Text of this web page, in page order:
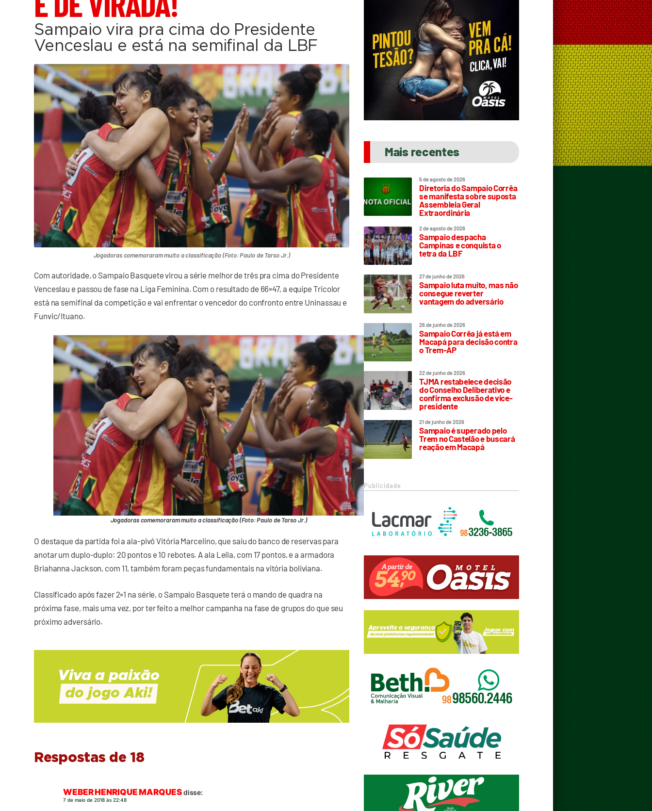
Sampaio vira pra cima do Presidente
Venceslau e está na semifinal da LBF
Jogadoras comemoraram muito a classificação (Foto: Paulo de Tarso Jr.)
Com autoridade, o Sampaio Basquete virou a série melhor de três pra cima do Presidente
Venceslau e passou de fase na Liga Feminina. Com o resultado de 66×47, a equipe Tricolor
está na semifinal da competição e vai enfrentar o vencedor do confronto entre Uninassau e
Funvic/Ituano.
Jogadoras comemoraram muito a classificação (Foto: Paulo de Tarso Jr.)
O destaque da partida foi a ala-pivô Vitória Marcelino, que saiu do banco de reservas para
anotar um duplo-duplo: 20 pontos e 10 rebotes. A ala Leila, com 17 pontos, e a armadora
Briahanna Jackson, com 11, também foram peças fundamentais na vitória boliviana.
Classificado após fazer 2×1 na série, o Sampaio Basquete terá o mando de quadra na
próxima fase, mais uma vez, por ter feito a melhor campanha na fase de grupos do que seu
próximo adversário.
Respostas de 18
WEBER HENRIQUE MARQUESdisse:
7 de maio de 2018 às 22:48
Mais recentes
5 de agosto de 2026
Diretoria do Sampaio Corrêa
se manifesta sobre suposta
Assembleia Geral
Extraordinária
2 de agosto de 2026
Sampaio despacha
Campinas e conquista o
tetra da LBF
27 de junho de 2026
Sampaio luta muito, mas não
consegue reverter
vantagem do adversário
26 de junho de 2026
Sampaio Corrêa já está em
Macapá para decisão contra
o Trem-AP
22 de junho de 2026
TJMA restabelece decisão
do Conselho Deliberativo e
confirma exclusão de vice-
presidente
21 de junho de 2026
Sampaio é superado pelo
Trem no Castelão e buscará
reação em Macapá
Publicidade